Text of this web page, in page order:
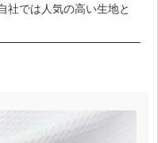
社では人気の高い生地と